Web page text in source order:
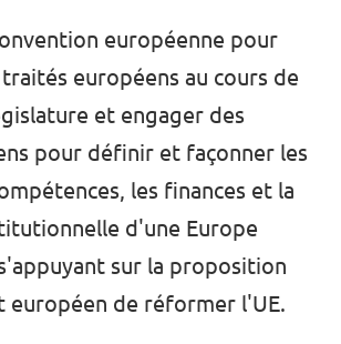
encore !
européenne pour
européens au cours de
et engager des
pour définir et façonner les
les finances et la
d'une Europe
sur la proposition
européen de réformer l'UE.